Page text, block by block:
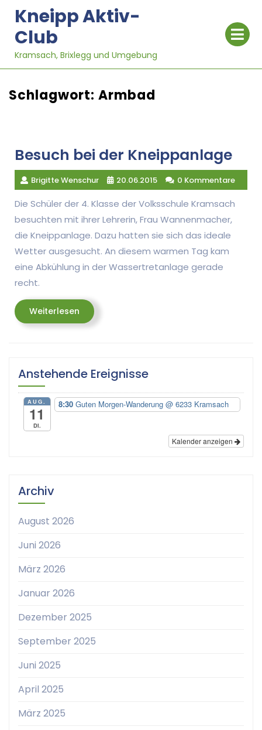
content
Kneipp Aktiv-
Club
Kramsach, Brixlegg und Umgebung
Schlagwort: Armbad
Besuch bei der Kneippanlage
Brigitte Wenschur 20.06.2015 0 Kommentare
Die Schüler der 4. Klasse der Volksschule Kramsach
besuchten mit ihrer Lehrerin, Frau Wannenmacher,
die Kneippanlage. Dazu hatten sie sich das ideale
Wetter ausgesucht. An diesem warmen Tag kam
eine Abkühlung in der Wassertretanlage gerade
recht.
Weiterlesen Weiterlesen
Anstehende Ereignisse
AUG.
11
Di.
8:30 Guten Morgen-Wanderung @ 6233 Kramsach
Kalender anzeigen
Archiv
August 2026
Juni 2026
März 2026
Januar 2026
Dezember 2025
September 2025
Juni 2025
April 2025
März 2025